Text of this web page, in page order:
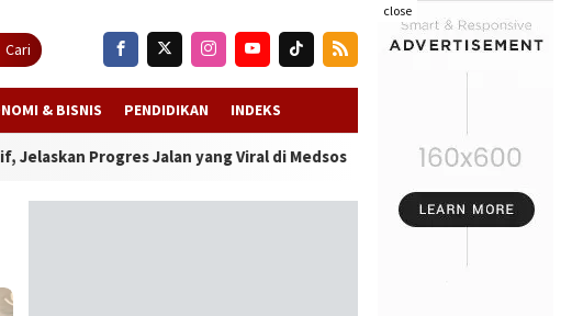
close
Cari
& BISNIS PENDIDIKAN INDEKS
Jalan yang Viral di Medsos-Kwanyar Diterpa Isu “Bayar atau Viral”,